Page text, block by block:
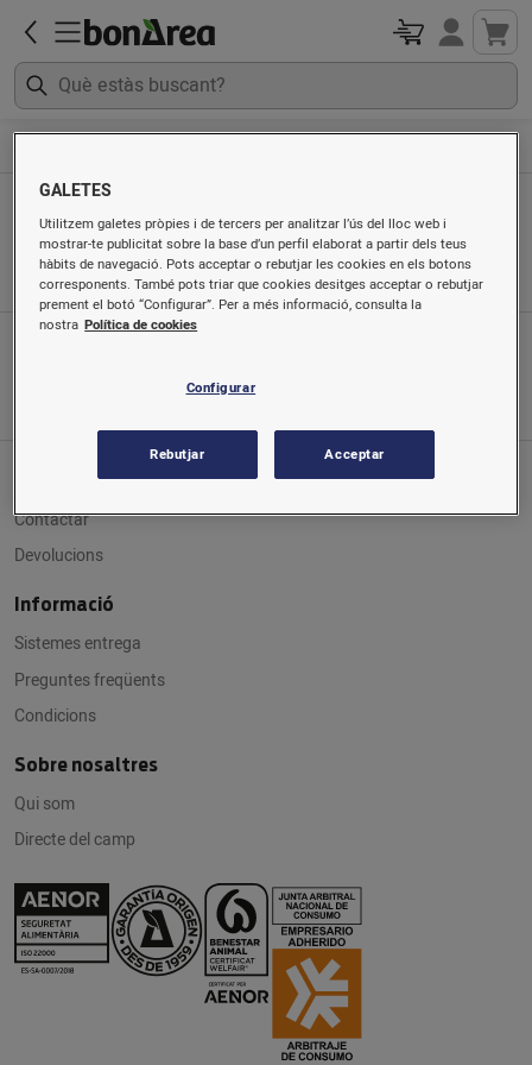
Embotits i xarcuteria
Ordenat per
Servei al client
Contactar
Devolucions
Informació
Sistemes entrega
Preguntes freqüents
Condicions
Sobre nosaltres
Qui som
Directe del camp
GALETES
Utilitzem galetes pròpies i de tercers per analitzar l’ús del lloc web i
mostrar-te publicitat sobre la base d’un perfil elaborat a partir dels teus
hàbits de navegació. Pots acceptar o rebutjar les cookies en els botons
corresponents. També pots triar que cookies desitges acceptar o rebutjar
prement el botó “Configurar”. Per a més informació, consulta la
nostra Política de cookies
Configurar
Rebutjar Acceptar